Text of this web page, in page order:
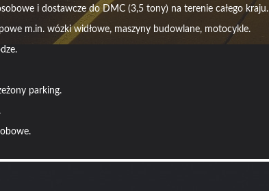
i dostawcze do DMC (3,5 tony) na terenie całego kraju.
m.in. wózki widłowe, maszyny budowlane, motocykle.
parking.